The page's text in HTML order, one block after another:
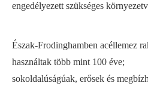
engedélyezett szükséges
Észak-Frodinghamben acéllemez
használtak több mint 100 éve;
sokoldalúságúak, erősek és